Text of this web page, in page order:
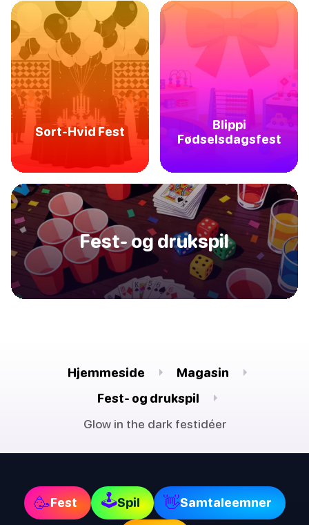
Sort-Hvid Fest
Blippi
Fødselsdagsfest
Fest- og drukspil
Hjemmeside
Magasin
Fest- og drukspil
Glow in the dark festidéer
🥳Fest 🕹Spil 👋Samtaleemner